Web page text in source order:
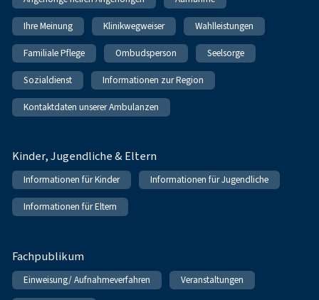
Ihre Meinung Klinikwegweiser Wahlleistungen
Familiale Pflege Ombudsperson Seelsorge
Sozialdienst Informationen zur Region
Kontaktdaten unserer Ambulanzen
Kinder, Jugendliche & Eltern
Informationen für Kinder Informationen für Jugendliche
Informationen für Eltern
Fachpublikum
Einweisung/ Aufnahmeverfahren Veranstaltungen